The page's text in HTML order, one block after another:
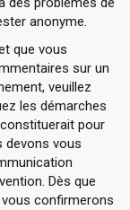
anonyme.
que vous
sur un
veuillez
les démarches
pour
devons vous
Dès que
confirmerons